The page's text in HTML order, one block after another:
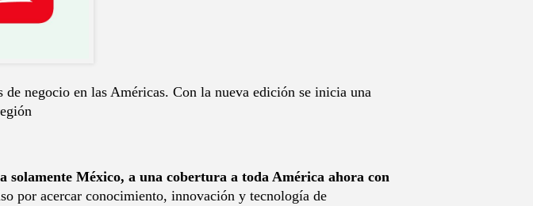
negocio en las Américas. Con la nueva edición se inicia una
solamente México, a una cobertura a toda América ahora con
por acercar conocimiento, innovación y tecnología de